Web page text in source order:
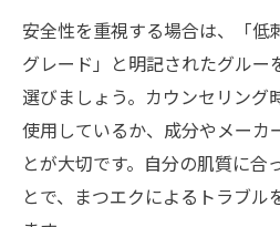
安全性を重視する場合は、「低
グレード」と明記されたグルー
選びましょう。カウンセリング
使用しているか、成分やメーカ
とが大切です。自分の肌質に合
とで、まつエクによるトラブル